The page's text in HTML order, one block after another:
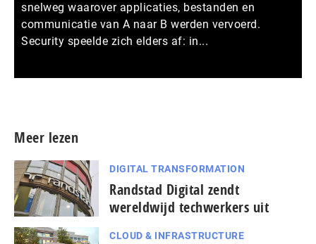
snelweg waarover applicaties, bestanden en
communicatie van A naar B werden vervoerd.
Security speelde zich elders af: in...
Meer lezen
DIGITAL TRANSFORMATION
Randstad Digital zendt
wereldwijd techwerkers uit
CLOUD & INFRASTRUCTURE